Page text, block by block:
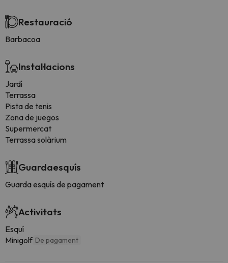
Restauració
Barbacoa
Instal·lacions
Jardí
Terrassa
Pista de tenis
Zona de juegos
Supermercat
Terrassa solàrium
Guardaesquís
Guarda esquís de pagament
Activitats
Esquí
Minigolf De pagament